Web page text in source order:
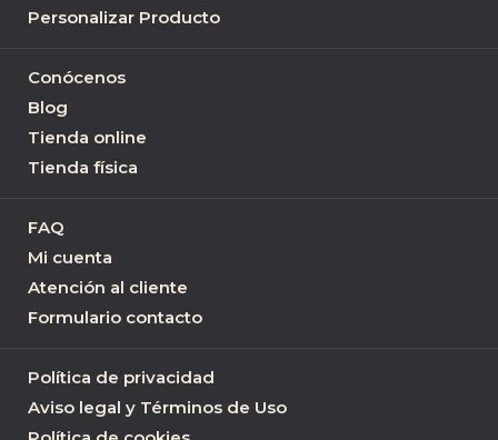
Personalizar Producto
Conócenos
Blog
Tienda online
Tienda física
FAQ
Mi cuenta
Atención al cliente
Formulario contacto
Política de privacidad
Aviso legal y Términos de Uso